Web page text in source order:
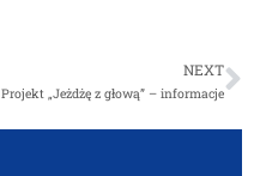
NEXT
Projekt „Jeżdżę z głową” – informacje